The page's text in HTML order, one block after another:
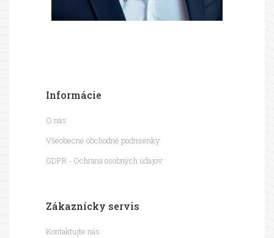
Informácie
O nás
Všeobecné obchodné podmienky
GDPR - Ochrana osobných údajov
Zákaznícky servis
Kontaktujte nás